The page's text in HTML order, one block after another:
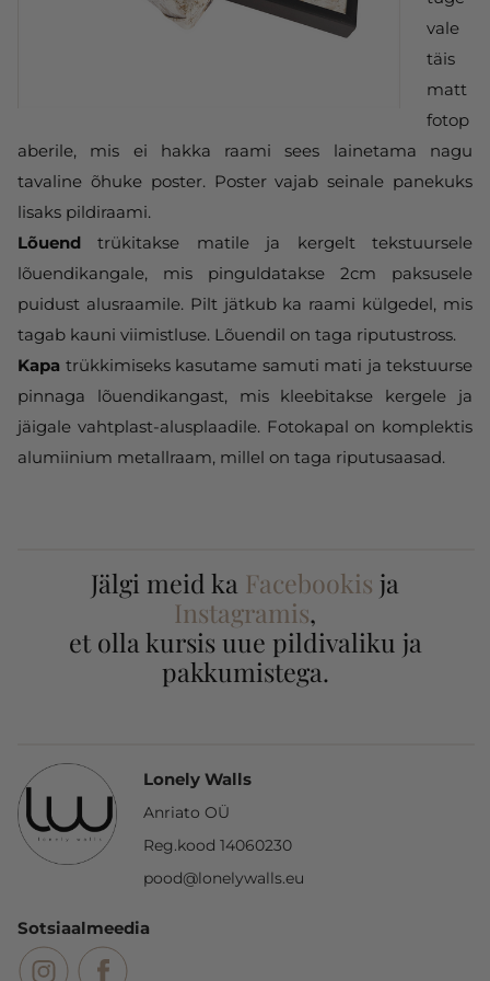
vale
täis
matt
fotop
aberile, mis ei hakka raami sees lainetama nagu
tavaline õhuke poster. Poster vajab seinale panekuks
lisaks pildiraami.
Lõuend trükitakse matile ja kergelt tekstuursele
lõuendikangale, mis pinguldatakse 2cm paksusele
puidust alusraamile. Pilt jätkub ka raami külgedel, mis
tagab kauni viimistluse. Lõuendil on taga riputustross.
Kapa trükkimiseks kasutame samuti mati ja tekstuurse
pinnaga lõuendikangast, mis kleebitakse kergele ja
jäigale vahtplast-alusplaadile. Fotokapal on komplektis
alumiinium metallraam, millel on taga riputusaasad.
Jälgi meid ka Facebookis ja
Instagramis,
et olla kursis uue pildivaliku ja
pakkumistega.
Lonely Walls
Anriato OÜ
Reg.kood 14060230
pood@lonelywalls.eu
Sotsiaalmeedia